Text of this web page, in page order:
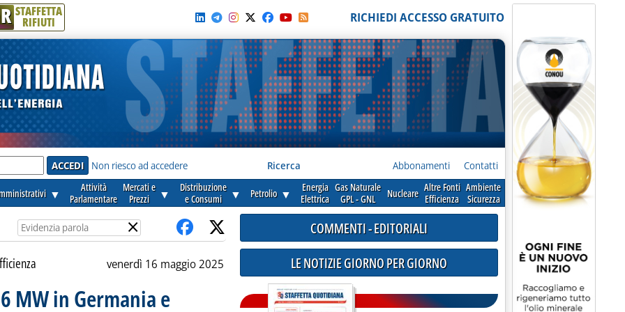
R STAFFETTA
RIFIUTI RICHIEDI ACCESSO GRATUITO
Non riesco ad accedere Ricerca Abbonamenti Contatti
▼
Attività
Parlamentare
Mercati e
Prezzi
▼
Distribuzione
e Consumi
▼ Petrolio ▼
Energia
Elettrica
Gas Naturale
GPL - GNL
Nucleare Altre Fonti
Efficienza
Ambiente
Sicurezza
×
venerdì 16 maggio 2025
MW in Germania e
COMMENTI - EDITORIALI
LE NOTIZIE GIORNO PER GIORNO